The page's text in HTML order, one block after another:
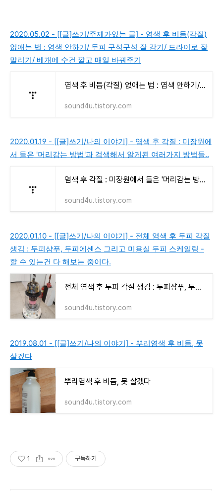
2020.05.02 - [[글]쓰기/주제가있는 글] - 염색 후 비듬(각질)
없애는 법 : 염색 안하기/ 두피 구석구석 잘 감기/ 드라이로 잘
말리기/ 베개에 수건 깔고 매일 바꿔주기
염색 후 비듬(각질) 없애는 법 : 염색 안하기/ 두피 구석구석 잘 감기/ 드라이로 잘 말리기/ 베개
sound4u.tistory.com
2020.01.19 - [[글]쓰기/나의 이야기] - 염색 후 각질 : 미장원에
서 들은 '머리감는 방법'과 검색해서 알게된 여러가지 방법들..
염색 후 각질 : 미장원에서 들은 '머리감는 방법'과 검색해서 알게된 여러가지 방법들..
sound4u.tistory.com
2020.01.10 - [[글]쓰기/나의 이야기] - 전체 염색 후 두피 각질
생김 : 두피샴푸, 두피에센스 그리고 미용실 두피 스케일링 -
할 수 있는건 다 해보는 중이다.
전체 염색 후 두피 각질 생김 : 두피샴푸, 두피에센스 그리고 미용실 두피 스케일링 - 할 수 있는
sound4u.tistory.com
2019.08.01 - [[글]쓰기/나의 이야기] - 뿌리염색 후 비듬, 못
살겠다
뿌리염색 후 비듬, 못 살겠다
sound4u.tistory.com
1 구독하기